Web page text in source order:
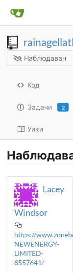
Наблюдаван
Код
Задачи 2
Уики
Lacey
Windsor
https://
NEWENERGY-
LIMITED-
8557641/